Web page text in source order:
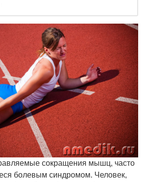
сокращения мышц, часто
болевым синдромом. Человек,